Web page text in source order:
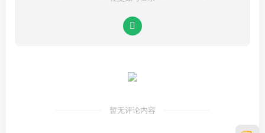
暂无评论内容